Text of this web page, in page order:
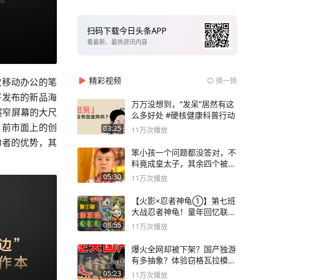
动办公的笔
布的新品海
屏幕的大尺
市面上的创
的优势，其
扫码下载今日头条APP
看最新、最热资讯内容
精彩视频 换一换
03:25
万万没想到，“发呆”居然有这
么多好处 #硬核健康科普行动
11万次播放
05:30
笨小孩一个问题都没答对，不
料竟成皇太子，其余四个被处
死
11万次播放
08:55
【火影×忍者神龟①】第七班
大战忍者神龟！童年回忆联动
论武？
11万次播放
05:23
爆火全网却被下架？国产独游
有多抽象？体验窃格瓦拉模拟
器！
11万次播放